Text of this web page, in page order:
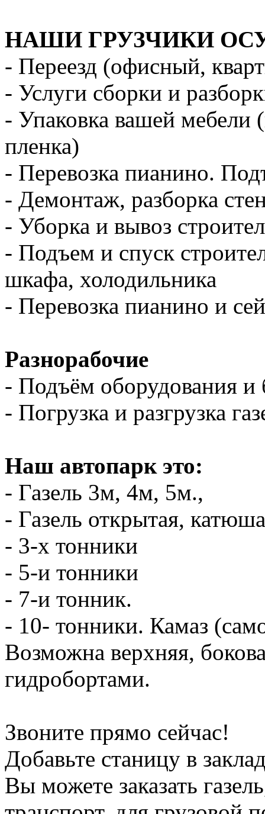
НАШИ ГРУЗЧИКИ
- Переезд (офисный,
- Услуги сборки и
- Упаковка вашей мебели
пленка)
- Перевозка пианино.
- Демонтаж, разборка
- Уборка и вывоз
- Подъем и спуск
шкафа, холодильника
- Перевозка пианино и
Разнорабочие
- Подъём оборудования и
- Погрузка и разгрузка
Наш автопарк это:
- Газель 3м, 4м, 5м.,
- Газель открытая,
- 3-х тонники
- 5-и тонники
- 7-и тонник.
- 10- тонники. Камаз
Возможна верхняя,
гидробортами.
Звоните прямо сейчас!
Добавьте станицу в
Вы можете заказать